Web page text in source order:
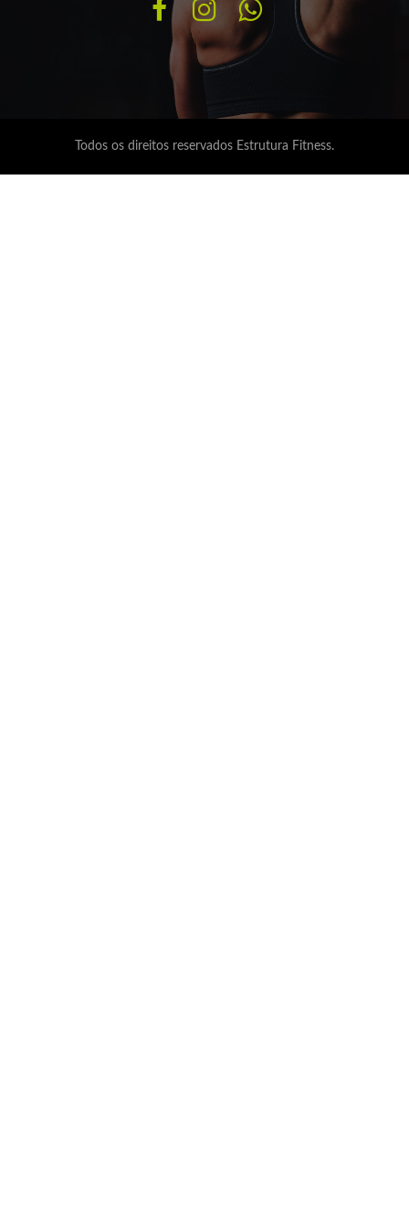
Todos os direitos reservados Estrutura Fitness.